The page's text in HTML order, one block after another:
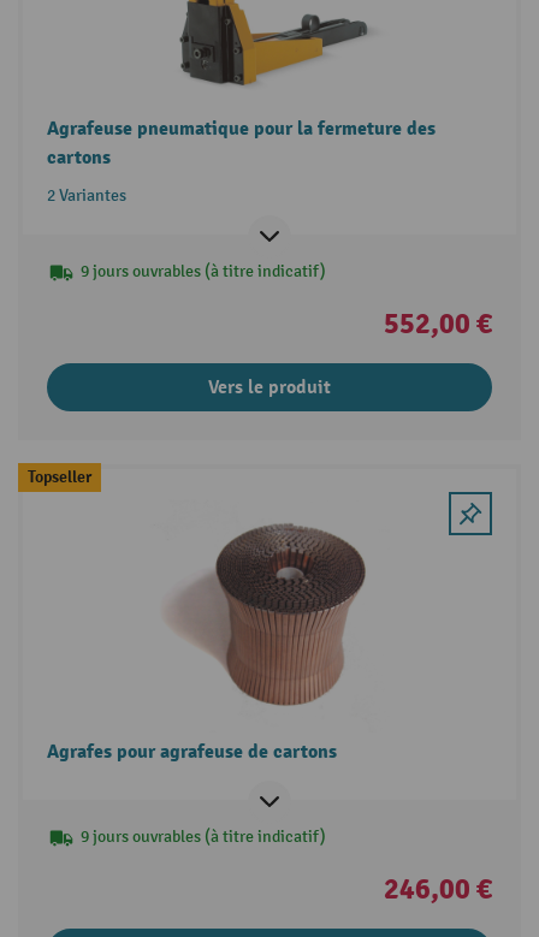
Agrafeuse pneumatique pour la fermeture des
cartons
2 Variantes
9 jours ouvrables (à titre indicatif)
552,00 €
Vers le produit
Topseller
Agrafes pour agrafeuse de cartons
9 jours ouvrables (à titre indicatif)
246,00 €